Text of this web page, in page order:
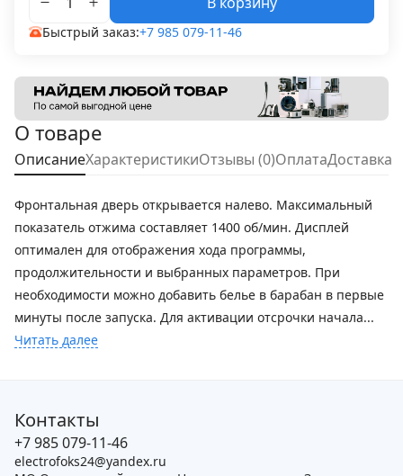
Быстрый заказ:+7 985 079-11-46
О товаре
ОписаниеХарактеристикиОтзывы (0)ОплатаДоставка
Фронтальная дверь открывается налево. Максимальный
показатель отжима составляет 1400 об/мин. Дисплей
оптимален для отображения хода программы,
продолжительности и выбранных параметров. При
необходимости можно добавить белье в барабан в первые
минуты после запуска. Для активации отсрочки начала...
Читать далее
Контакты
+7 985 079-11-46
electrofoks24@yandex.ru